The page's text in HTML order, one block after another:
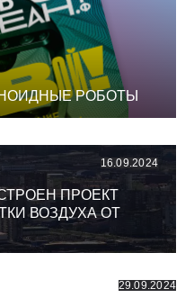
РОБОТЫ
16.09.2024
ПРОЕКТ
ВОЗДУХА ОТ
29.09.2024